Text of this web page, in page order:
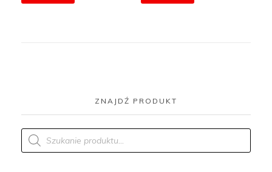
ZNAJDŹ PRODUKT
Products
search